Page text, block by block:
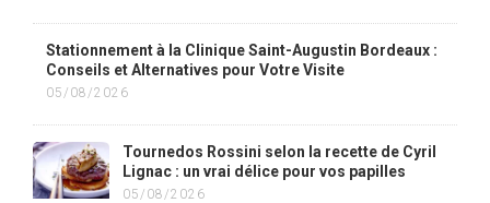
Stationnement à la Clinique Saint-Augustin Bordeaux :
Conseils et Alternatives pour Votre Visite
05/08/2026
Tournedos Rossini selon la recette de Cyril
Lignac : un vrai délice pour vos papilles
05/08/2026